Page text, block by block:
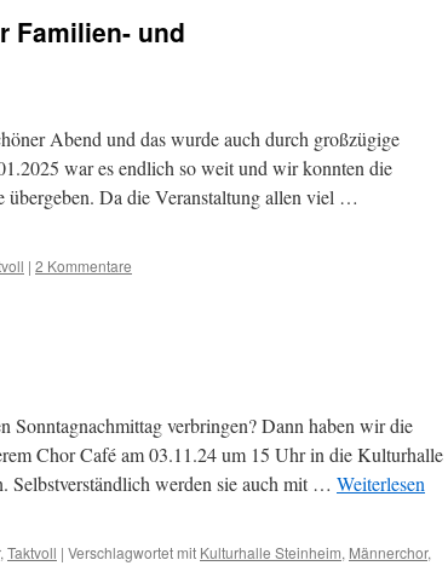
Familien- und
Abend und das wurde auch durch großzügige
war es endlich so weit und wir konnten die
übergeben. Da die Veranstaltung allen viel …
| 2 Kommentare
Sonntagnachmittag verbringen? Dann haben wir die
Chor Café am 03.11.24 um 15 Uhr in die Kulturhalle
Selbstverständlich werden sie auch mit … Weiterlesen
, Taktvoll | Verschlagwortet mit Kulturhalle Steinheim, Männerchor,